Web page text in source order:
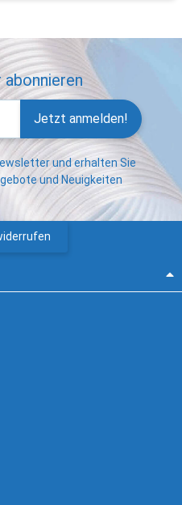
Jetzt anmelden!
und erhalten Sie
und Neuigkeiten